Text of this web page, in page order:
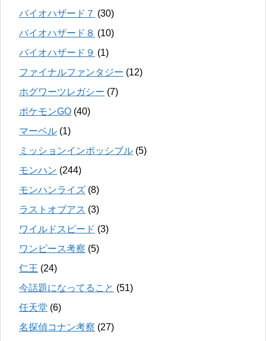
バイオハザード７ (30)
バイオハザード８ (10)
バイオハザード９ (1)
ファイナルファンタジー (12)
ホグワーツレガシー (7)
ポケモンGO (40)
マーベル (1)
ミッションインポッシブル (5)
モンハン (244)
モンハンライズ (8)
ラストオブアス (3)
ワイルドスピード (3)
ワンピース考察 (5)
仁王 (24)
今話題になってること (51)
任天堂 (6)
名探偵コナン考察 (27)